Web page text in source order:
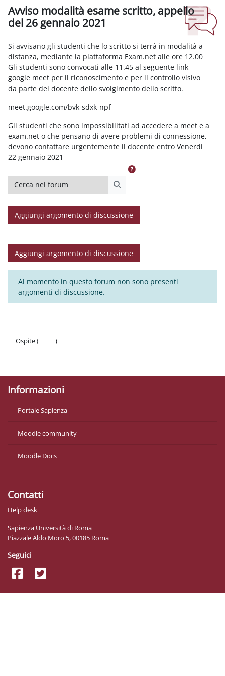
Avviso modalità esame scritto, appello
del 26 gennaio 2021
Si avvisano gli studenti che lo scritto si terrà in modalità a
distanza, mediante la piattaforma Exam.net alle ore 12.00
Gli studenti sono convocati alle 11.45 al seguente link
google meet per il riconoscimento e per il controllo visivo
da parte del docente dello svolgimento dello scritto.
meet.google.com/bvk-sdxk-npf
Gli studenti che sono impossibilitati ad accedere a meet e a
exam.net o che pensano di avere problemi di connessione,
devono contattare urgentemente il docente entro Venerdi
22 gennaio 2021
Cerca nei forum
Aggiungi argomento di discussione
Aggiungi argomento di discussione
Al momento in questo forum non sono presenti
argomenti di discussione.
Ospite (
)
Informazioni
Portale Sapienza
Moodle community
Moodle Docs
Contatti
Help desk
Sapienza Università di Roma
Piazzale Aldo Moro 5, 00185 Roma
Seguici